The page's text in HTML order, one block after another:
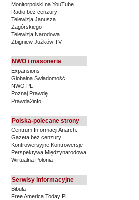
Monitorpolski na YouTube
Radio bez cenzury
Telewizja Janusza
Zagórskiego
Telewizja Narodowa
Zbigniew Juźków TV
NWO i masoneria
Expansions
Globalna Świadomość
NWO PL
Poznaj Prawdę
Prawda2info
Polska-polecane strony
Centrum Informacji Anarch.
Gazeta bez cenzury
Kontrowersyjne Kontrowersje
Perspektywa Międzynarodowa
Wirtualna Polonia
Serwisy informacyjne
Bibuła
Free America Today PL